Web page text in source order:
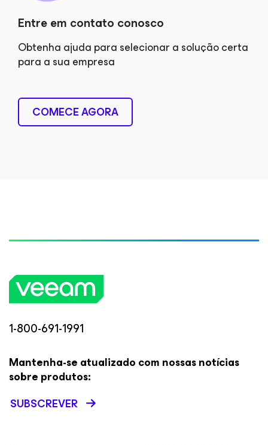
Entre em contato conosco
Obtenha ajuda para selecionar a solução certa
para a sua empresa
COMECE AGORA
1-800-691-1991
Mantenha-se atualizado com nossas notícias
sobre produtos:
SUBSCREVER